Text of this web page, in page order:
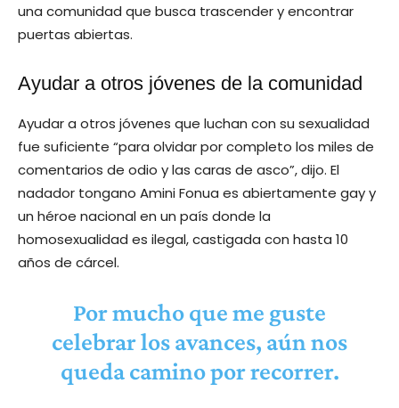
una comunidad que busca trascender y encontrar
puertas abiertas.
Ayudar a otros jóvenes de la comunidad
Ayudar a otros jóvenes que luchan con su sexualidad
fue suficiente “para olvidar por completo los miles de
comentarios de odio y las caras de asco”, dijo. El
nadador tongano Amini Fonua es abiertamente gay y
un héroe nacional en un país donde la
homosexualidad es ilegal, castigada con hasta 10
años de cárcel.
Por mucho que me guste
celebrar los avances, aún nos
queda camino por recorrer.